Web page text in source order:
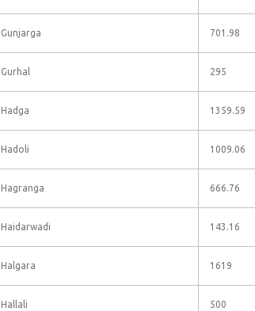
Gunjarga 701.98
Gurhal 295
Hadga 1359.59
Hadoli 1009.06
Hagranga 666.76
Haidarwadi 143.16
Halgara 1619
Hallali 500